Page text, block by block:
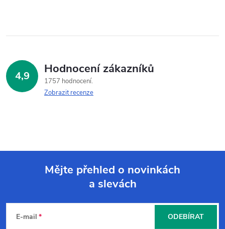
4,9 Hodnocení zákazníků
1757 hodnocení
Zobrazit recenze
Mějte přehled o novinkách
a slevách
E-mail ODEBÍRAT